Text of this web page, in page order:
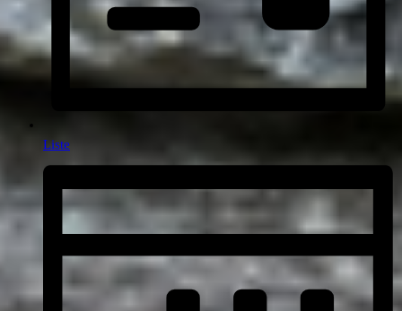
Liste